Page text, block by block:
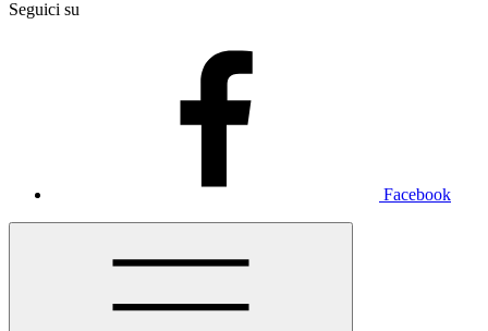
Seguici su
Facebook